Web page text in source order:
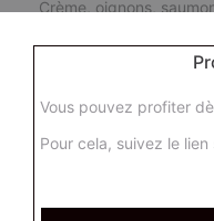
Crème, oignons,
Vous pouvez profiter
Pour cela, suivez le lien